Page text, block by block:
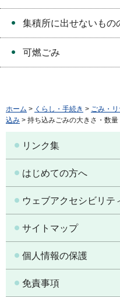
集積所に出せないもの
可燃ごみ
ホーム > くらし・手続き > ごみ・
込み > 持ち込みごみの大きさ・数量
リンク集
はじめての方へ
ウェブアクセシビリテ
サイトマップ
個人情報の保護
免責事項